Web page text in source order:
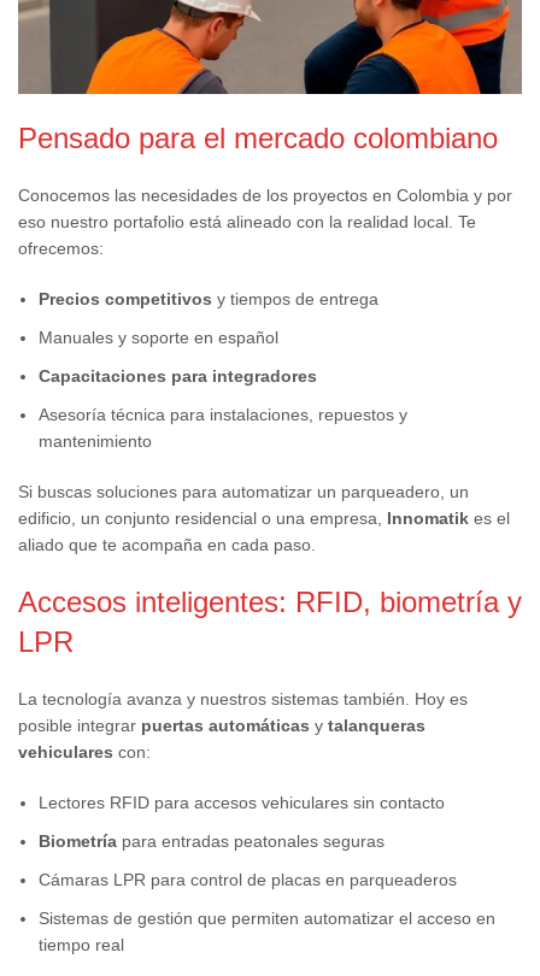
Pensado para el mercado colombiano
Conocemos las necesidades de los proyectos en Colombia y por
eso nuestro portafolio está alineado con la realidad local. Te
ofrecemos:
Precios competitivos y tiempos de entrega
Manuales y soporte en español
Capacitaciones para integradores
Asesoría técnica para instalaciones, repuestos y
mantenimiento
Si buscas soluciones para automatizar un parqueadero, un
edificio, un conjunto residencial o una empresa, Innomatik es el
aliado que te acompaña en cada paso.
Accesos inteligentes: RFID, biometría y
LPR
La tecnología avanza y nuestros sistemas también. Hoy es
posible integrar puertas automáticas y talanqueras
vehiculares con:
Lectores RFID para accesos vehiculares sin contacto
Biometría para entradas peatonales seguras
Cámaras LPR para control de placas en parqueaderos
Sistemas de gestión que permiten automatizar el acceso en
tiempo real